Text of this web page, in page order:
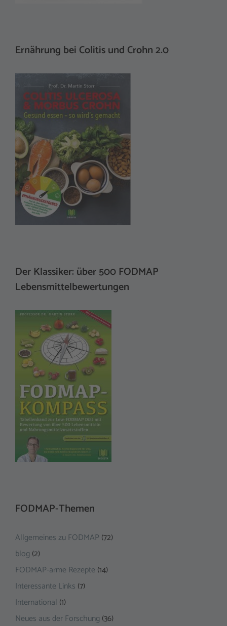
Ernährung bei Colitis und Crohn 2.0
Der Klassiker: über 500 FODMAP
Lebensmittelbewertungen
FODMAP-Themen
Allgemeines zu FODMAP (72)
blog (2)
FODMAP-arme Rezepte (14)
Interessante Links (7)
International (1)
Neues aus der Forschung (36)